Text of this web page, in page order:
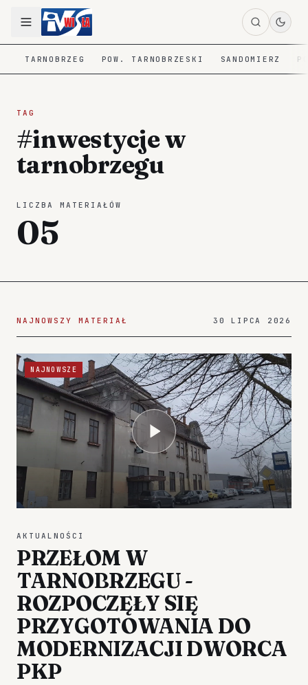
TARNOBRZEG POW. TARNOBRZESKI SANDOMIERZ
TAG
#inwestycje w
tarnobrzegu
LICZBA MATERIAŁÓW
05
NAJNOWSZY MATERIAŁ 30 LIPCA 2026
NAJNOWSZE
AKTUALNOŚCI
PRZEŁOM W
TARNOBRZEGU -
ROZPOCZĘŁY SIĘ
PRZYGOTOWANIA DO
MODERNIZACJI DWORCA
PKP